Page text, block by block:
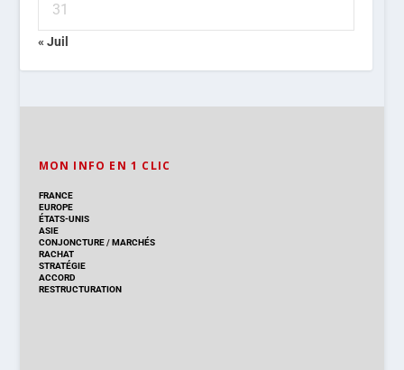
31
« Juil
MON INFO EN 1 CLIC
FRANCE
EUROPE
ÉTATS-UNIS
ASIE
CONJONCTURE/MARCHÉS
RACHAT
STRATÉGIE
ACCORD
RESTRUCTURATION